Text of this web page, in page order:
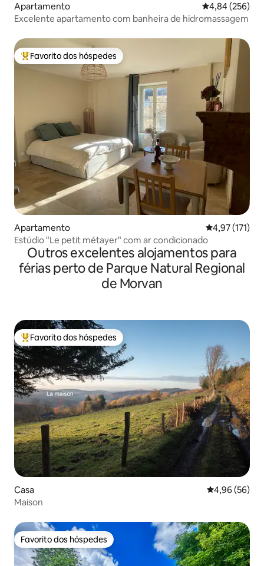
Apartamento Classificação
4,84 (256)
Excelente apartamento com banheira de hidromassagem
Favoritos dos hóspedes mais apreciados
Favorito dos hóspedes
Apartamento Classificação
4,97 (171)
Estúdio "Le petit métayer" com ar condicionado
Outros excelentes alojamentos para
férias perto de Parque Natural Regional
de Morvan
Favoritos dos hóspedes mais apreciados
Favorito dos hóspedes
Casa Classificação
4,96 (56)
Maison
Favorito dos hóspedes
Favorito dos hóspedes